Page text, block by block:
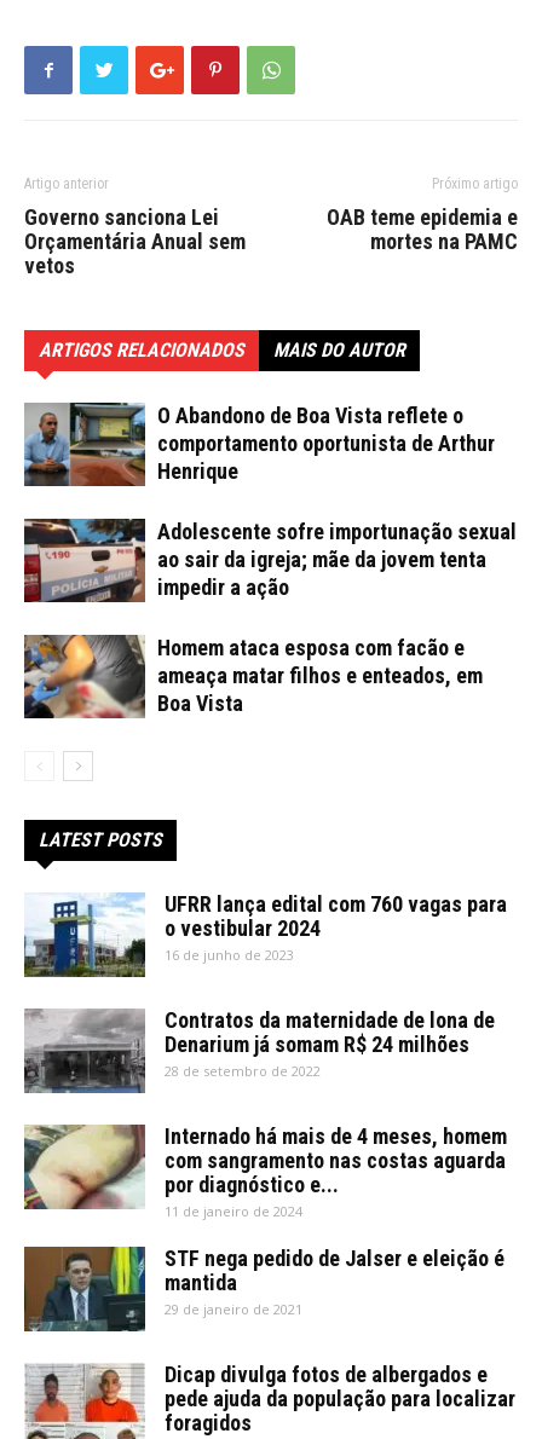
Artigo anterior
Governo sanciona Lei
Orçamentária Anual sem
vetos
Próximo artigo
OAB teme epidemia e
mortes na PAMC
ARTIGOS RELACIONADOS MAIS DO AUTOR
O Abandono de Boa Vista reflete o
comportamento oportunista de Arthur
Henrique
Adolescente sofre importunação sexual
ao sair da igreja; mãe da jovem tenta
impedir a ação
Homem ataca esposa com facão e
ameaça matar filhos e enteados, em
Boa Vista
LATEST POSTS
UFRR lança edital com 760 vagas para
o vestibular 2024
16 de junho de 2023
Contratos da maternidade de lona de
Denarium já somam R$ 24 milhões
28 de setembro de 2022
Internado há mais de 4 meses, homem
com sangramento nas costas aguarda
por diagnóstico e...
11 de janeiro de 2024
STF nega pedido de Jalser e eleição é
mantida
29 de janeiro de 2021
Dicap divulga fotos de albergados e
pede ajuda da população para localizar
foragidos